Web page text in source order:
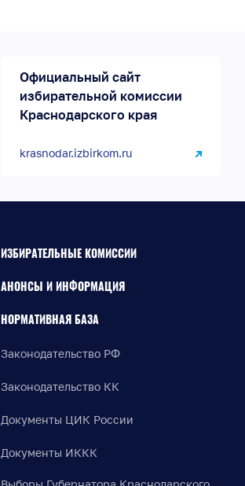
Официальный сайт
избирательной комиссии
Краснодарского края
krasnodar.izbirkom.ru
ИЗБИРАТЕЛЬНЫЕ КОМИССИИ
АНОНСЫ И ИНФОРМАЦИЯ
НОРМАТИВНАЯ БАЗА
Законодательство РФ
Законодательство КК
Документы ЦИК России
Документы ИККК